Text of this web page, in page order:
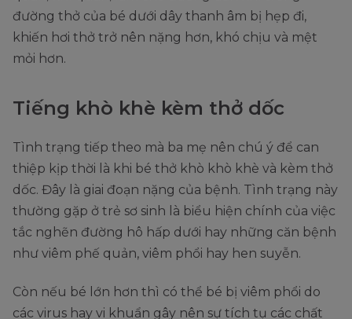
đường thở của bé dưới dây thanh âm bị hẹp đi,
khiến hơi thở trở nên nặng hơn, khó chịu và mệt
mỏi hơn.
Tiếng khò khè kèm thở dốc
Tình trạng tiếp theo mà ba mẹ nên chú ý để can
thiệp kịp thời là khi bé thở khò khò khè và kèm thở
dốc. Đây là giai đoạn nặng của bệnh. Tình trạng này
thường gặp ở trẻ sơ sinh là biểu hiện chính của việc
tắc nghẽn đường hô hấp dưới hay những căn bệnh
như viêm phế quản, viêm phổi hay hen suyễn.
Còn nếu bé lớn hơn thì có thể bé bị viêm phổi do
các virus hay vi khuẩn gây nên sự tích tụ các chất